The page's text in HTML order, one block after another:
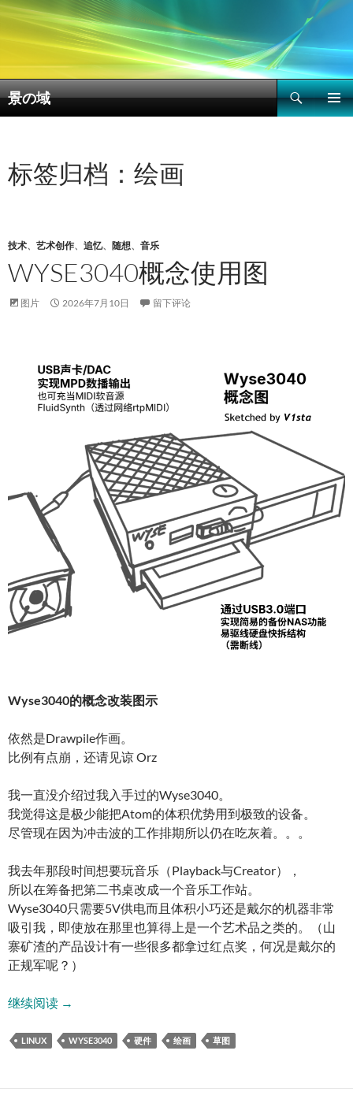
景の域
搜
索
文
标签归档：绘画
技术、 艺术创作、 追忆、 随想、 音乐
WYSE3040概念使用图
图片 2026年7月10日 留下评论
Wyse3040的概念改装图示
依然是Drawpile作画。
比例有点崩，还请见谅 Orz
我一直没介绍过我入手过的Wyse3040。
我觉得这是极少能把Atom的体积优势用到极致的设备。
尽管现在因为冲击波的工作排期所以仍在吃灰着。。。
我去年那段时间想要玩音乐（Playback与Creator），
所以在筹备把第二书桌改成一个音乐工作站。
Wyse3040只需要5V供电而且体积小巧还是戴尔的机器非常
吸引我，即使放在那里也算得上是一个艺术品之类的。（山
寨矿渣的产品设计有一些很多都拿过红点奖，何况是戴尔的
正规军呢？）
继续阅读Wyse3040概念使用图
→
LINUX WYSE3040 硬件 绘画 草图